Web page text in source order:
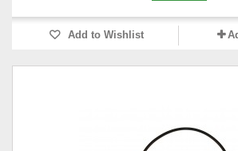
Add to Wishlist